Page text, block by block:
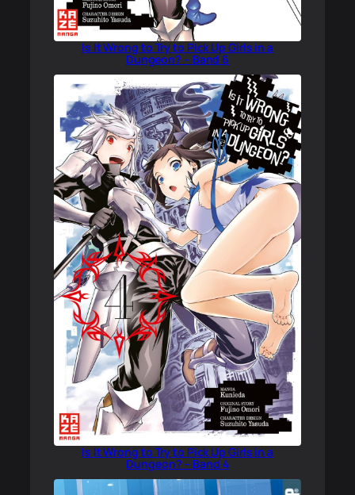
Is It Wrong to Try to Pick Up Girls in a
Dungeon? – Band 6
Is It Wrong to Try to Pick Up Girls in a
Dungeon? – Band 4